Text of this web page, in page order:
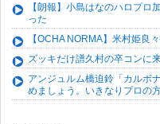
【朗報】小島はなのハロプ
った
【OCHA NORMA】米村姫良
ズッキだけ譜久村の卒コンに
アンジュルム橋迫鈴「カルボ
めましょう。いきなりプロの